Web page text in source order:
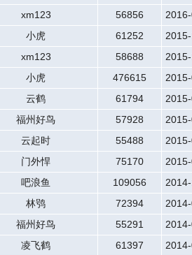
xm123 56856
小虎 61252
xm123 58688
小虎 476615
云鹤 61794
福州好鸟 57928
云起时 55488
门外悍 75170
吧浪鱼 109056
林鸮 72394
福州好鸟 55291
凌飞鹤 61397